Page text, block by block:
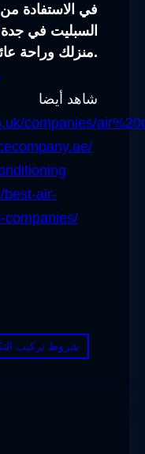
في الاستفادة
السبليت في
منزلك وراحة عائلتك.
شاهد أيضا
companies/
best-air-
companies/
شروط تركيب